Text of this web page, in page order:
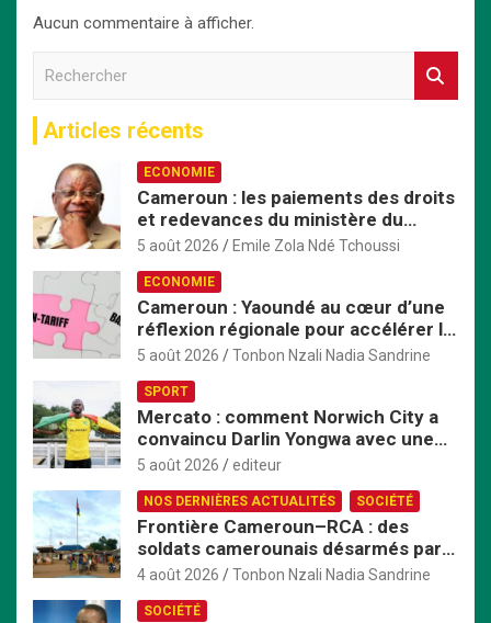
Aucun commentaire à afficher.
h
e
r
Articles récents
ECONOMIE
Cameroun : les paiements des droits
et redevances du ministère du
Commerce passent exclusivement
5 août 2026 Emile Zola Ndé Tchoussi
ECONOMIE
Cameroun : Yaoundé au cœur d’une
réflexion régionale pour accélérer la
mise en œuvre de la ZLECAf en
5 août 2026 Tonbon Nzali Nadia Sandrine
SPORT
Mercato : comment Norwich City a
convaincu Darlin Yongwa avec une
offre irrésistible
5 août 2026 editeur
NOS DERNIÈRES ACTUALITÉS SOCIÉTÉ
Frontière Cameroun–RCA : des
soldats camerounais désarmés par
les FACA, la tension monte
4 août 2026 Tonbon Nzali Nadia Sandrine
SOCIÉTÉ